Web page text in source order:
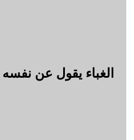
الغباء يقول عن